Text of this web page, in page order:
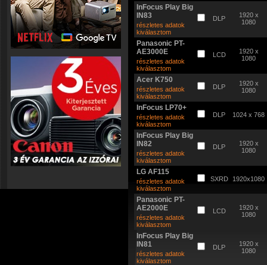
InFocus Play Big
IN83
részletes adatok
kiválasztom
DLP
1920 x
1080
Panasonic PT-
AE3000E
részletes adatok
kiválasztom
LCD
1920 x
1080
Acer K750
részletes adatok
kiválasztom
DLP
1920 x
1080
InFocus LP70+
részletes adatok
kiválasztom
DLP 1024 x 768
InFocus Play Big
IN82
részletes adatok
kiválasztom
DLP
1920 x
1080
LG AF115
részletes adatok
kiválasztom
SXRD 1920x1080
Panasonic PT-
AE2000E
részletes adatok
kiválasztom
LCD
1920 x
1080
InFocus Play Big
IN81
részletes adatok
kiválasztom
DLP
1920 x
1080